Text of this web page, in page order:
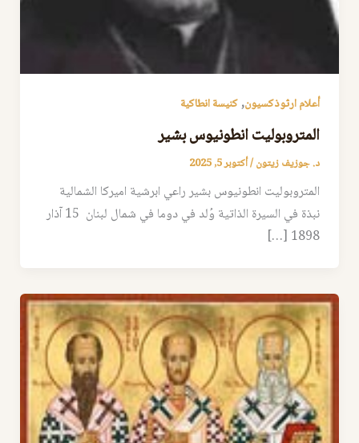
أعلام ارثوذكسيون,كنيسة انطاكية
المتروبوليت انطونيوس بشير
د. جوزيف زيتون/أكتوبر 5, 2025
المتروبوليت انطونيوس بشير راعي ابرشية اميركا الشمالية
نبذة في السيرة الذاتية وُلد في دوما في شمال لبنان 15 آذار
1898 […]